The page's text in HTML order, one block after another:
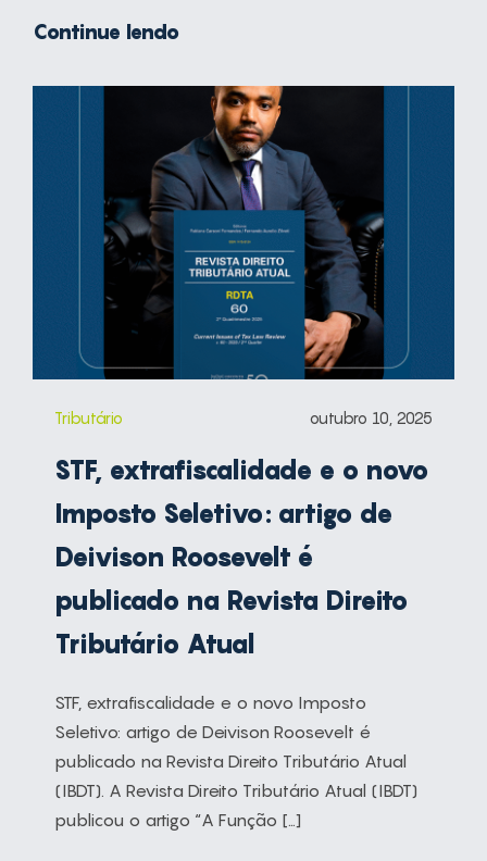
Continue lendo
Tributário outubro 10, 2025
STF, extrafiscalidade e o novo
Imposto Seletivo: artigo de
Deivison Roosevelt é
publicado na Revista Direito
Tributário Atual
STF, extrafiscalidade e o novo Imposto
Seletivo: artigo de Deivison Roosevelt é
publicado na Revista Direito Tributário Atual
(IBDT). A Revista Direito Tributário Atual (IBDT)
publicou o artigo “A Função […]